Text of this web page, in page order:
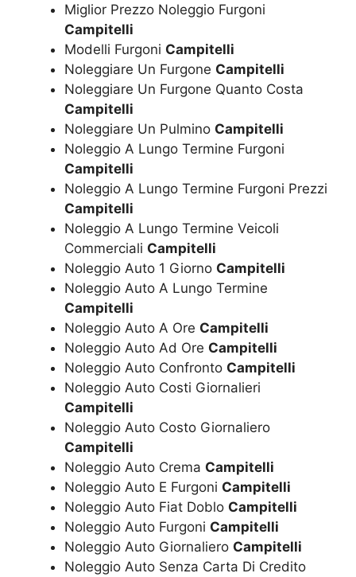
Miglior Prezzo Noleggio Furgoni
Campitelli
Modelli Furgoni Campitelli
Noleggiare Un Furgone Campitelli
Noleggiare Un Furgone Quanto Costa
Campitelli
Noleggiare Un Pulmino Campitelli
Noleggio A Lungo Termine Furgoni
Campitelli
Noleggio A Lungo Termine Furgoni Prezzi
Campitelli
Noleggio A Lungo Termine Veicoli
Commerciali Campitelli
Noleggio Auto 1 Giorno Campitelli
Noleggio Auto A Lungo Termine
Campitelli
Noleggio Auto A Ore Campitelli
Noleggio Auto Ad Ore Campitelli
Noleggio Auto Confronto Campitelli
Noleggio Auto Costi Giornalieri
Campitelli
Noleggio Auto Costo Giornaliero
Campitelli
Noleggio Auto Crema Campitelli
Noleggio Auto E Furgoni Campitelli
Noleggio Auto Fiat Doblo Campitelli
Noleggio Auto Furgoni Campitelli
Noleggio Auto Giornaliero Campitelli
Noleggio Auto Senza Carta Di Credito